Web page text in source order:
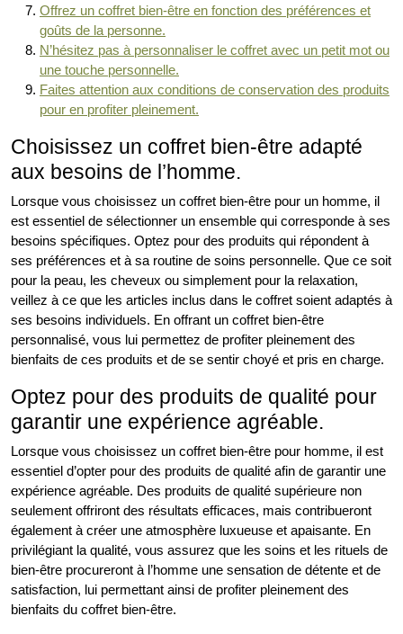
Offrez un coffret bien-être en fonction des préférences et
goûts de la personne.
N’hésitez pas à personnaliser le coffret avec un petit mot ou
une touche personnelle.
Faites attention aux conditions de conservation des produits
pour en profiter pleinement.
Choisissez un coffret bien-être adapté
aux besoins de l’homme.
Lorsque vous choisissez un coffret bien-être pour un homme, il
est essentiel de sélectionner un ensemble qui corresponde à ses
besoins spécifiques. Optez pour des produits qui répondent à
ses préférences et à sa routine de soins personnelle. Que ce soit
pour la peau, les cheveux ou simplement pour la relaxation,
veillez à ce que les articles inclus dans le coffret soient adaptés à
ses besoins individuels. En offrant un coffret bien-être
personnalisé, vous lui permettez de profiter pleinement des
bienfaits de ces produits et de se sentir choyé et pris en charge.
Optez pour des produits de qualité pour
garantir une expérience agréable.
Lorsque vous choisissez un coffret bien-être pour homme, il est
essentiel d’opter pour des produits de qualité afin de garantir une
expérience agréable. Des produits de qualité supérieure non
seulement offriront des résultats efficaces, mais contribueront
également à créer une atmosphère luxueuse et apaisante. En
privilégiant la qualité, vous assurez que les soins et les rituels de
bien-être procureront à l’homme une sensation de détente et de
satisfaction, lui permettant ainsi de profiter pleinement des
bienfaits du coffret bien-être.